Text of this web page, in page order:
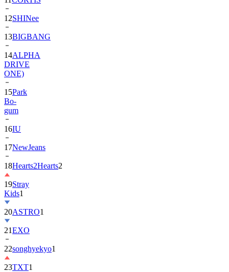
13BIGBANG
14ALPHA
DRIVE
ONE)
15Park
Bo-
gum
16IU
17NewJeans
18Hearts2Hearts
19Stray
Kids
20ASTRO
21EXO
22songhyekyo
23TXT1
24Suzy